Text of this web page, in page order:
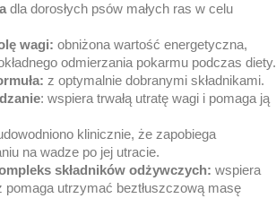
dla dorosłych psów małych ras w celu
wagi: obniżona wartość energetyczna,
odmierzania pokarmu podczas diety.
z optymalnie dobranymi składnikami.
: wspiera trwałą utratę wagi i pomaga ją
klinicznie, że zapobiega
na wadze po jej utracie.
składników odżywczych: wspiera
pomaga utrzymać beztłuszczową masę